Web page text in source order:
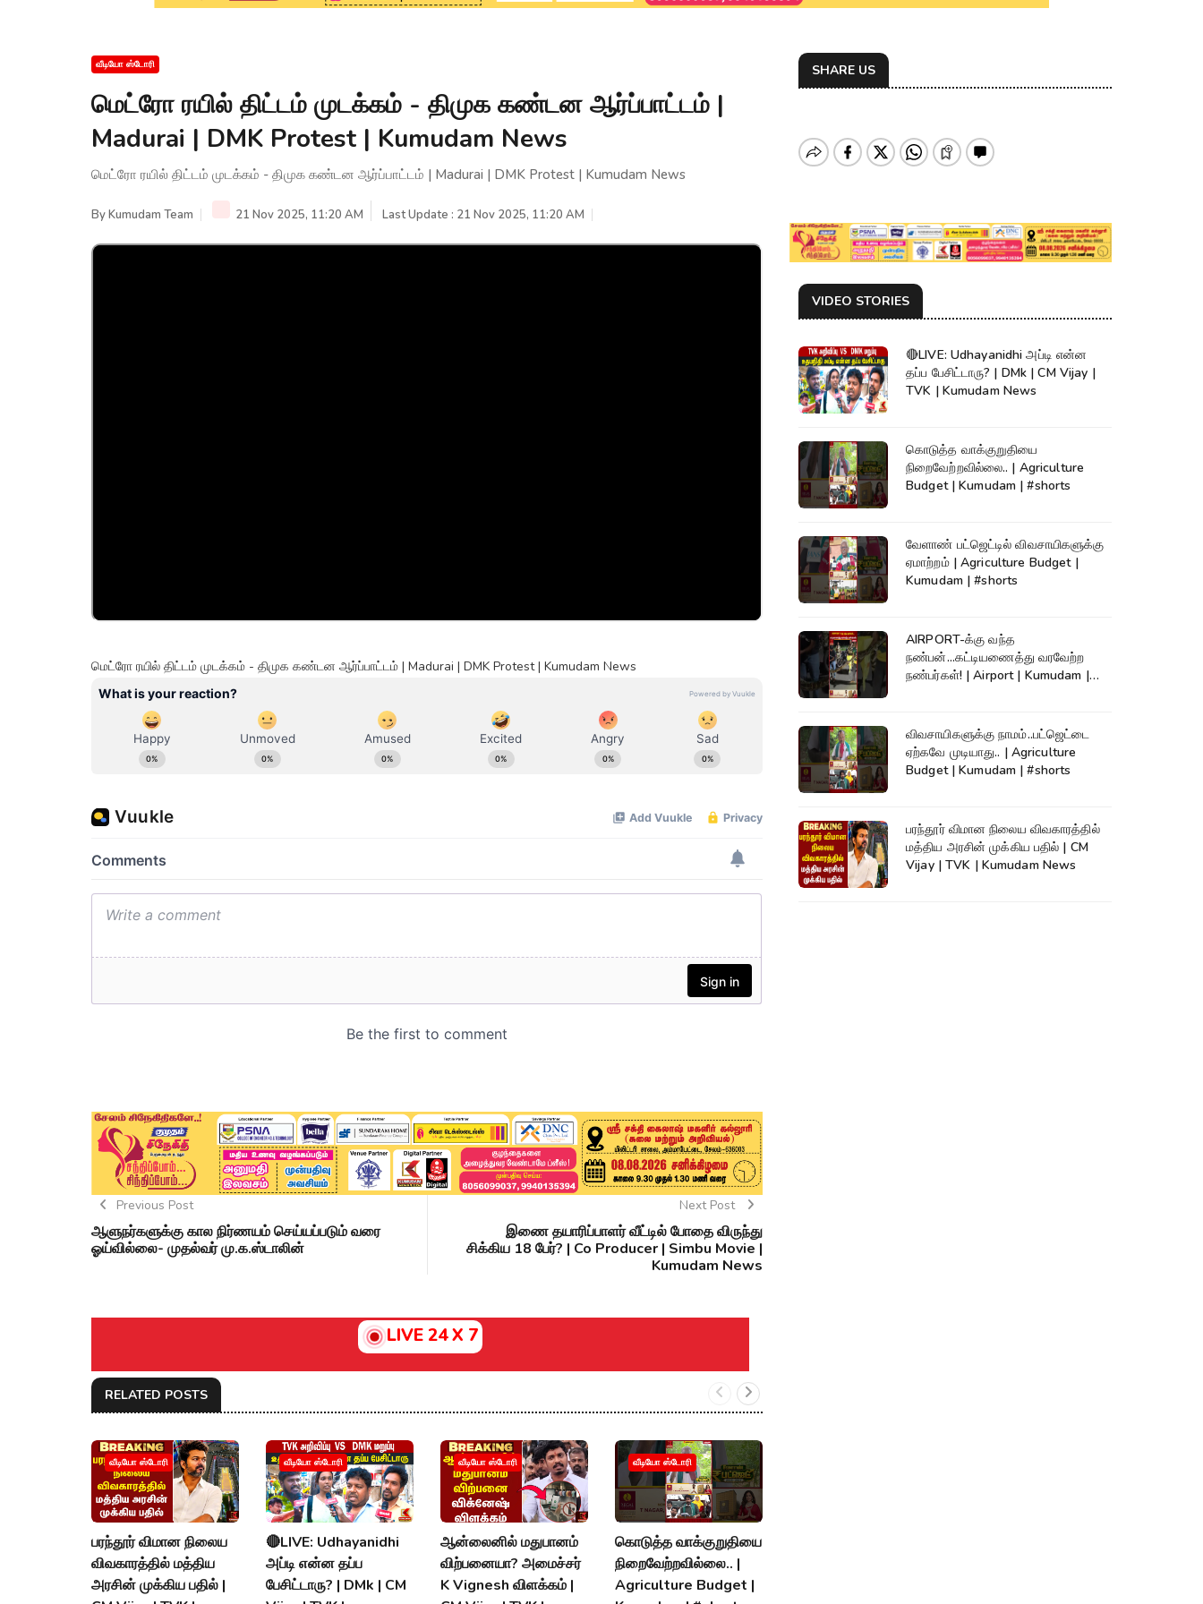
வீடியோ ஸ்டோரி
மெட்ரோ ரயில் திட்டம் முடக்கம் - திமுக கண்டன ஆர்ப்பாட்டம் |
Madurai | DMK Protest | Kumudam News
மெட்ரோ ரயில் திட்டம் முடக்கம் - திமுக கண்டன ஆர்ப்பாட்டம் | Madurai | DMK Protest | Kumudam News
ByKumudam Team 21 Nov 2025, 11:20 AM Last Update : 21 Nov 2025, 11:20 AM
மெட்ரோ ரயில் திட்டம் முடக்கம் - திமுக கண்டன ஆர்ப்பாட்டம் | Madurai | DMK Protest | Kumudam News
Previous Post
ஆளுநர்களுக்கு கால நிர்ணயம் செய்யப்படும் வரை
ஓய்வில்லை- முதல்வர் மு.க.ஸ்டாலின்
Next Post
இணை தயாரிப்பாளர் வீட்டில் போதை விருந்து
சிக்கிய 18 பேர்? | Co Producer | Simbu Movie |
Kumudam News
LIVE 24 X 7
RELATED POSTS
வீடியோ ஸ்டோரி
பரந்தூர் விமான நிலைய
விவகாரத்தில் மத்திய
அரசின் முக்கிய பதில் |
வீடியோ ஸ்டோரி
🔴LIVE: Udhayanidhi
அப்டி என்ன தப்ப
பேசிட்டாரு? | DMk | CM
வீடியோ ஸ்டோரி
ஆன்லைனில் மதுபானம்
விற்பனையா? அமைச்சர்
K Vignesh விளக்கம் |
வீடியோ ஸ்டோரி
கொடுத்த வாக்குறுதியை
நிறைவேற்றவில்லை.. |
Agriculture Budget |
SHARE US
VIDEO STORIES
🔴LIVE: Udhayanidhi அப்டி என்ன
தப்ப பேசிட்டாரு? | DMk | CM Vijay |
TVK | Kumudam News
கொடுத்த வாக்குறுதியை
நிறைவேற்றவில்லை.. | Agriculture
Budget | Kumudam | #shorts
வேளாண் பட்ஜெட்டில் விவசாயிகளுக்கு
ஏமாற்றம் | Agriculture Budget |
Kumudam | #shorts
AIRPORT-க்கு வந்த
நண்பன்...கட்டியணைத்து வரவேற்ற
நண்பர்கள்! | Airport | Kumudam |
விவசாயிகளுக்கு நாமம்..பட்ஜெட்டை
ஏற்கவே முடியாது.. | Agriculture
Budget | Kumudam | #shorts
பரந்தூர் விமான நிலைய விவகாரத்தில்
மத்திய அரசின் முக்கிய பதில் | CM
Vijay | TVK | Kumudam News